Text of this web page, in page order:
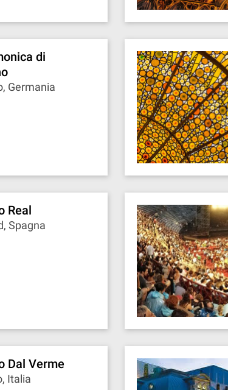
di
Germania
Real
Spagna
Dal Verme
Italia